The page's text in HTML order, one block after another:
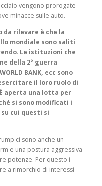
vengono prorogate
minacce sulle auto.
rilevare è che la
mondiale sono saliti
. Le istituzioni che
della 2° guerra
BANK, ecc sono
il loro ruolo di
aperta una lotta per
si sono modificati i
cui questi si
ci sono anche un
e una postura aggressiva
potenze. Per questo i
a rimorchio di interessi